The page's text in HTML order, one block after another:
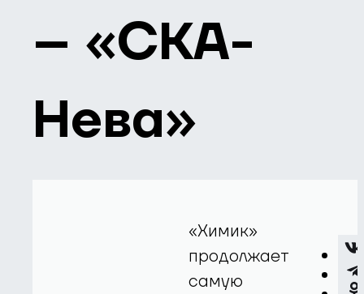
– «СКА-
Нева»
«Химик»
продолжает
самую